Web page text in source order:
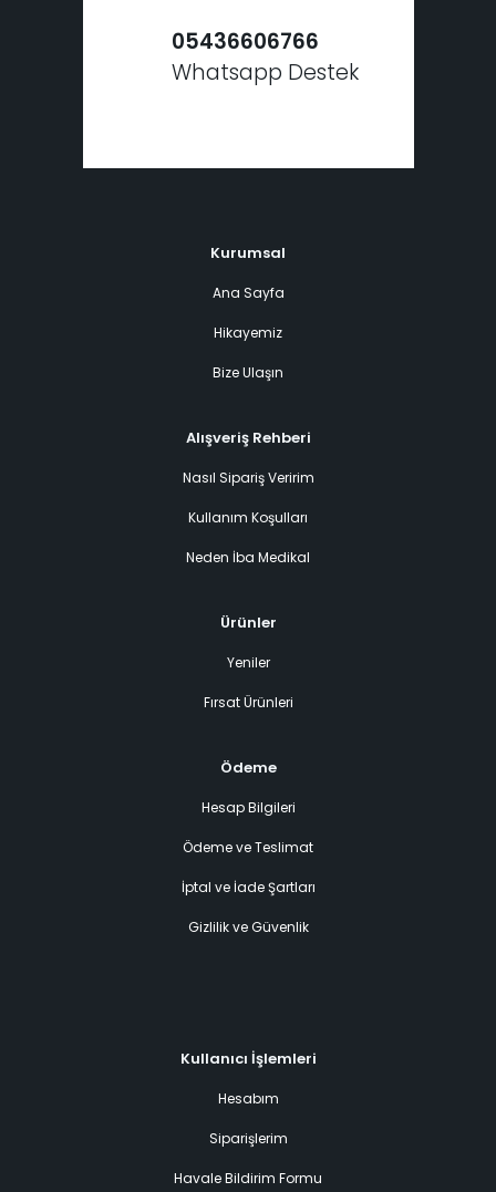
05436606766
Whatsapp Destek
Kurumsal
Ana Sayfa
Hikayemiz
Bize Ulaşın
Alışveriş Rehberi
Nasıl Sipariş Veririm
Kullanım Koşulları
Neden İba Medikal
Ürünler
Yeniler
Fırsat Ürünleri
Ödeme
Hesap Bilgileri
Ödeme ve Teslimat
İptal ve İade Şartları
Gizlilik ve Güvenlik
Kullanıcı İşlemleri
Hesabım
Siparişlerim
Havale Bildirim Formu